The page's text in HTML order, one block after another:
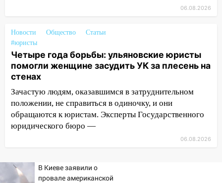
15:15
Проводил до квартиры и ограбил:
новый кавалер женщины оказался
рецидивистом
14:26
14:23 67% ульяновцев готовы
передумать увольняться, если им
повысят зарплату
Инсценировали ДТП и получили
судом предстанет банда
автоподставщиков
06.08.2026
Новости Общество
Статьи
#юристы
Четыре года борьбы: ульяновские юристы
помогли женщине засудить УК за плесень на
стенах
Зачастую людям, оказавшимся в затруднительном
положении, не справиться в одиночку, и они
обращаются к юристам. Эксперты Государственного
юридического бюро —
06.08.2026
В Киеве заявили о
провале американской